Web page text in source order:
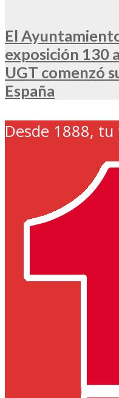
El
exposición 130
UGT comenzó
España
Desde 1888,